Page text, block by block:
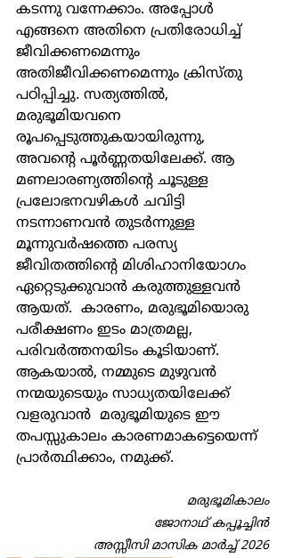
കടന്നു വന്നേക്കാം. അപ്പോള്‍
എങ്ങനെ അതിനെ പ്രതിരോധിച്ച്
ജീവിക്കണമെന്നും
അതിജീവിക്കണമെന്നും ക്രിസ്തു
പഠിപ്പിച്ചു. സത്യത്തില്‍,
മരുഭൂമിയവനെ
രൂപപ്പെടുത്തുകയായിരുന്നു,
അവന്‍റെ പൂര്‍ണ്ണതയിലേക്ക്. ആ
മണലാരണ്യത്തിന്‍റെ ചൂടുള്ള
പ്രലോഭനവഴികള്‍ ചവിട്ടി
നടന്നാണവന്‍ തുടര്‍ന്നുള്ള
മൂന്നുവര്‍ഷത്തെ പരസ്യ
ജീവിതത്തിന്‍റെ മിശിഹാനിയോഗം
ഏറ്റെടുക്കുവാന്‍ കരുത്തുള്ളവന്‍
ആയത്.  കാരണം, മരുഭൂമിയൊരു
പരീക്ഷണം ഇടം മാത്രമല്ല,
പരിവര്‍ത്തനയിടം കൂടിയാണ്.
ആകയാല്‍, നമ്മുടെ മുഴുവന്‍
നന്മയുടെയും സാധ്യതയിലേക്ക്
വളരുവാന്‍  മരുഭൂമിയുടെ ഈ
തപസ്സുകാലം കാരണമാകട്ടെയെന്ന്
പ്രാര്‍ത്ഥിക്കാം, നമുക്ക്.
മരുഭൂമികാലം
ജോനാഥ് കപ്പൂച്ചിന്‍
അസ്സീസി മാസിക മാർച്ച് 2026